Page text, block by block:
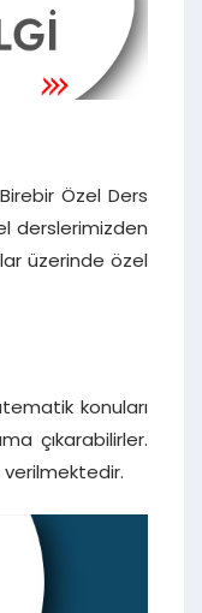
Özel Ders
derslerimizden
üzerinde özel
konuları
çıkarabilirler.
verilmektedir.